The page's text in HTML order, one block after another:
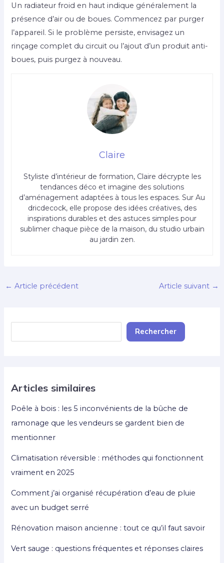
Un radiateur froid en haut indique généralement la
présence d’air ou de boues. Commencez par purger
l’appareil. Si le problème persiste, envisagez un
rinçage complet du circuit ou l’ajout d’un produit anti-
boues, puis purgez à nouveau.
Claire
Styliste d’intérieur de formation, Claire décrypte les
tendances déco et imagine des solutions
d’aménagement adaptées à tous les espaces. Sur Au
dricdecock, elle propose des idées créatives, des
inspirations durables et des astuces simples pour
sublimer chaque pièce de la maison, du studio urbain
au jardin zen.
← Article précédent Article suivant →
Rechercher
Articles similaires
Poêle à bois : les 5 inconvénients de la bûche de
ramonage que les vendeurs se gardent bien de
mentionner
Climatisation réversible : méthodes qui fonctionnent
vraiment en 2025
Comment j’ai organisé récupération d’eau de pluie
avec un budget serré
Rénovation maison ancienne : tout ce qu’il faut savoir
Vert sauge : questions fréquentes et réponses claires